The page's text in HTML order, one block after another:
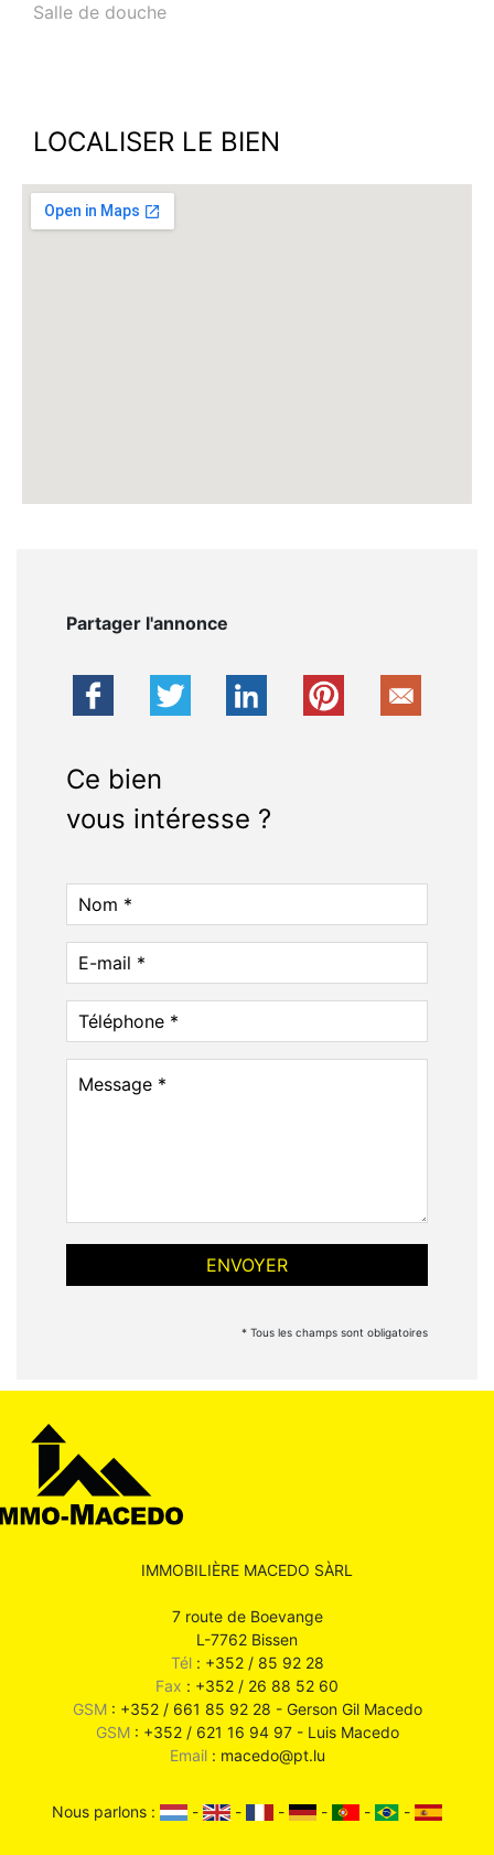
Salle de douche
LOCALISER LE BIEN
Partager l'annonce
Ce bien
vous intéresse ?
* Tous les champs sont obligatoires
IMMOBILIÈRE MACEDO SÀRL
7 route de Boevange
L-7762 Bissen
Tél: +352 / 85 92 28
Fax : +352 / 26 88 52 60
GSM: +352 / 661 85 92 28 - Gerson Gil Macedo
GSM: +352 / 621 16 94 97 - Luis Macedo
Email: macedo@pt.lu
Nous parlons : - - - - - -